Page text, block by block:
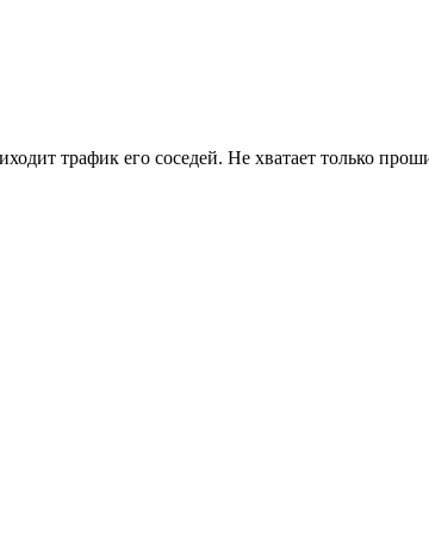
трафик его соседей. Не хватает только